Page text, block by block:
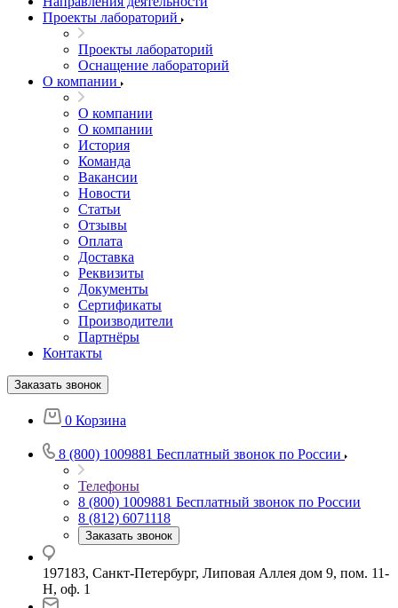
Проекты лабораторий
Проекты лабораторий
Оснащение лабораторий
О компании
О компании
О компании
История
Команда
Вакансии
Новости
Статьи
Отзывы
Оплата
Доставка
Реквизиты
Документы
Сертификаты
Производители
Партнёры
Контакты
Заказать звонок
0 Корзина
8 (800) 1009881 Бесплатный звонок по России
Телефоны
8 (800) 1009881 Бесплатный звонок по России
8 (812) 6071118
Заказать звонок
197183, Санкт-Петербург, Липовая Аллея дом 9, пом. 11-
Н, оф. 1